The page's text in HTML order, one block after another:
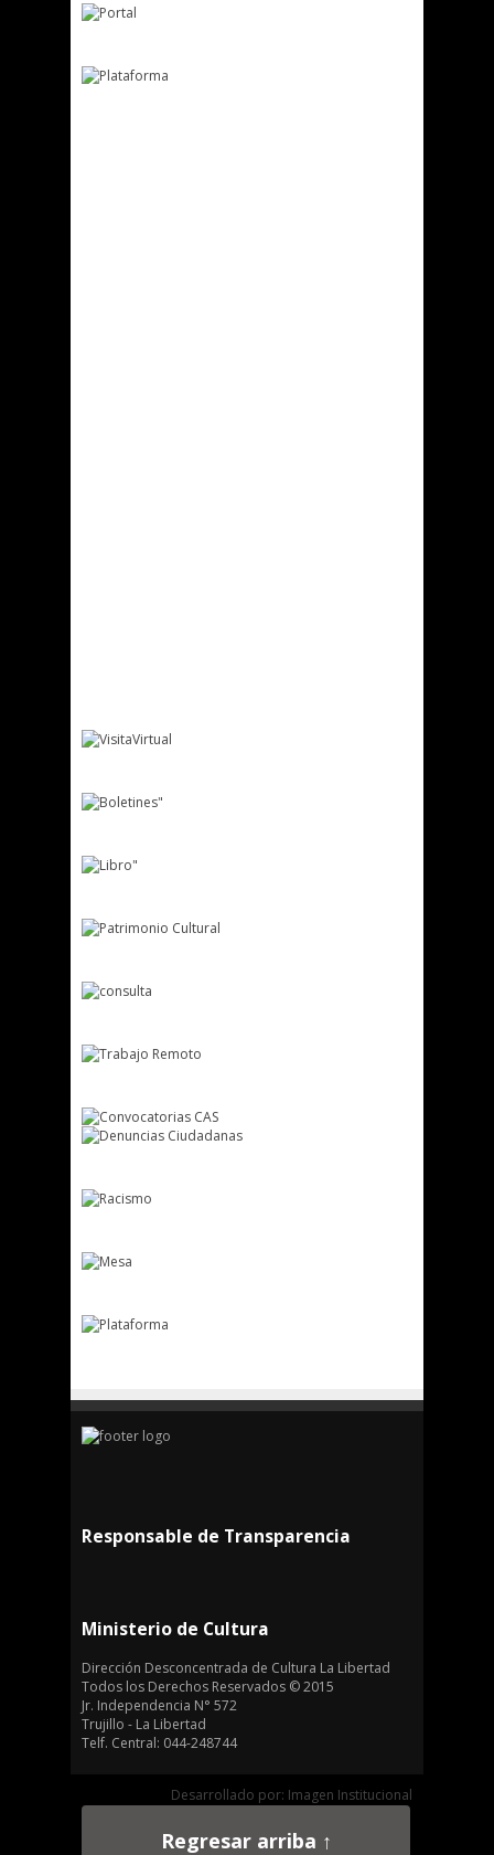
Responsable de Transparencia
Ministerio de Cultura
Dirección Desconcentrada de Cultura La Libertad
Todos los Derechos Reservados © 2015
Jr. Independencia N° 572
Trujillo - La Libertad
Telf. Central: 044-248744
Desarrollado por: Imagen Institucional
Regresar arriba ↑